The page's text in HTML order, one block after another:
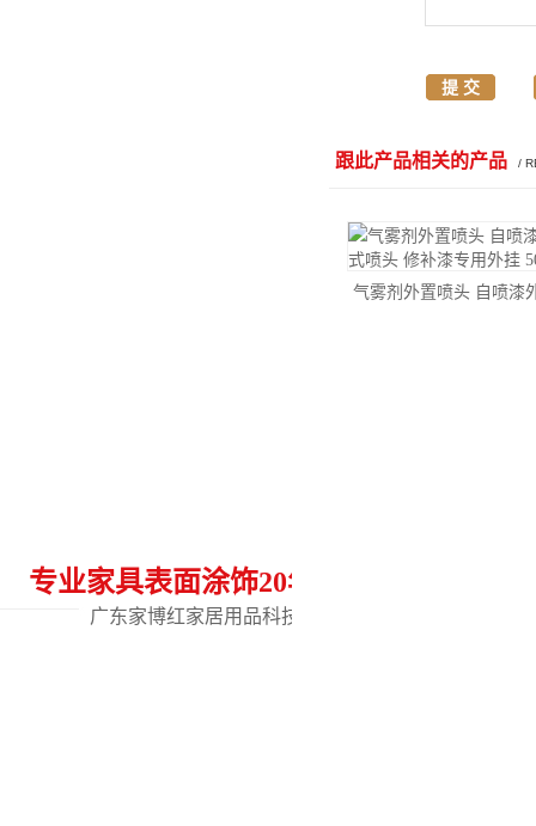
跟此产品相关的产品 /
气雾剂外置喷头 自喷漆
专业家具表面涂饰20年
广东家博红家居用品科技有限公司